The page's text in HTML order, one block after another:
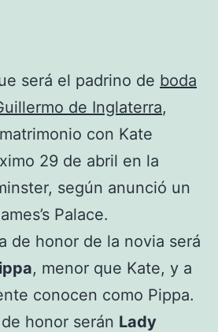
será el padrino de boda
de Inglaterra,
con Kate
29 de abril en la
según anunció un
Palace.
de honor de la novia será
, menor que Kate, y a
conocen como Pippa.
honor serán Lady